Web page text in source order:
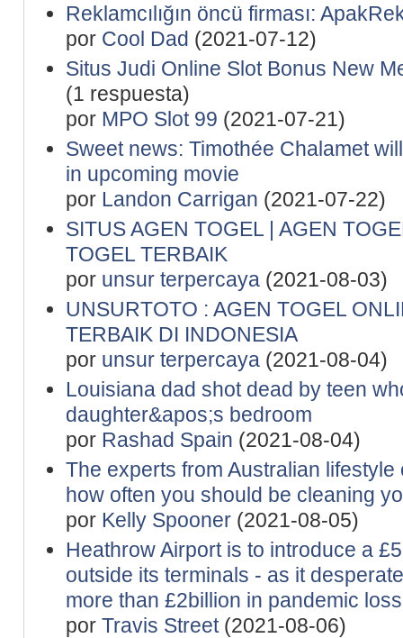
Reklamcılığın öncü firması:
por Cool Dad (2021-07-12)
Situs Judi Online Slot Bonus New
(1 respuesta)
por MPO Slot 99 (2021-07-21)
Sweet news: Timothée Chalamet
in upcoming movie
por Landon Carrigan (2021-07-22)
SITUS AGEN TOGEL | AGEN
TOGEL TERBAIK
por unsur terpercaya(2021-08-03)
UNSURTOTO : AGEN TOGEL
TERBAIK DI INDONESIA
por unsur terpercaya(2021-08-04)
Louisiana dad shot dead by teen
daughter&apos;s bedroom
por Rashad Spain (2021-08-04)
The experts from Australian
how often you should be cleaning
por Kelly Spooner(2021-08-05)
Heathrow Airport is to introduce a
outside its terminals - as it
more than £2billion in pandemic
por Travis Street(2021-08-06)